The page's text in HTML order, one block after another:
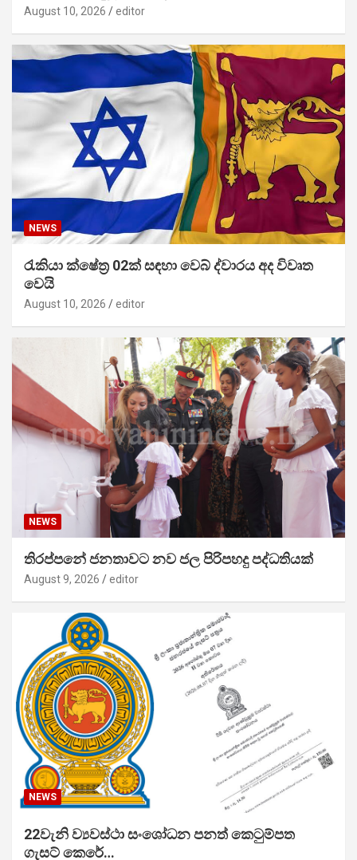
August 10, 2026 editor
NEWS
රැකියා ක්ෂේත්‍ර 02ක් සඳහා වෙබ් ද්වාරය අද විවෘත
වෙයි
August 10, 2026 editor
NEWS
තිරප්පනේ ජනතාවට නව ජල පිරිපහදු පද්ධතියක්
August 9, 2026 editor
NEWS
22වැනි ව්‍යවස්ථා සංශෝධන පනත් කෙටුම්පත
ගැසට් කෙරේ…